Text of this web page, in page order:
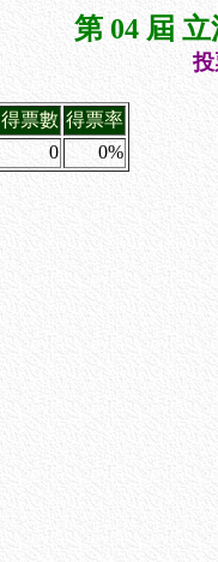
第 04 屆
投
得票數 得票率
0 0%